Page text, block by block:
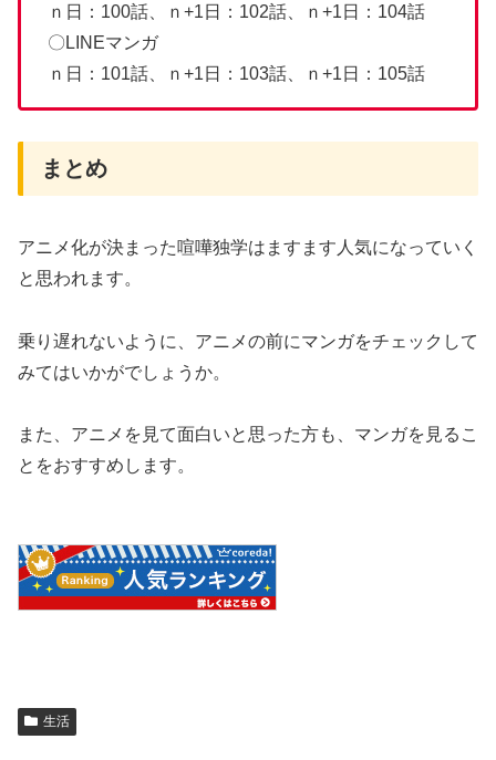
ｎ日：100話、ｎ+1日：102話、ｎ+1日：104話
〇LINEマンガ
ｎ日：101話、ｎ+1日：103話、ｎ+1日：105話
まとめ
アニメ化が決まった喧嘩独学はますます人気になっていく
と思われます。
乗り遅れないように、アニメの前にマンガをチェックして
みてはいかがでしょうか。
また、アニメを見て面白いと思った方も、マンガを見るこ
とをおすすめします。
生活